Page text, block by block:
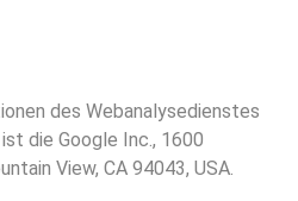
des Webanalysedienstes
die Google Inc., 1600
View, CA 94043, USA.